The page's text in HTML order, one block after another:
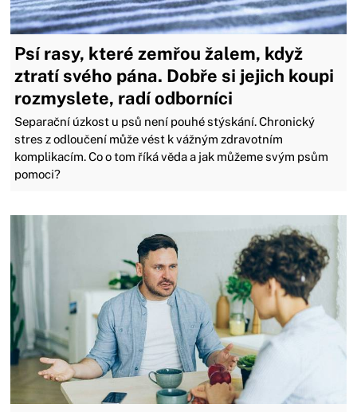
Psí rasy, které zemřou žalem, když
ztratí svého pána. Dobře si jejich koupi
rozmyslete, radí odborníci
Separační úzkost u psů není pouhé stýskání. Chronický
stres z odloučení může vést k vážným zdravotním
komplikacím. Co o tom říká věda a jak můžeme svým psům
pomoci?